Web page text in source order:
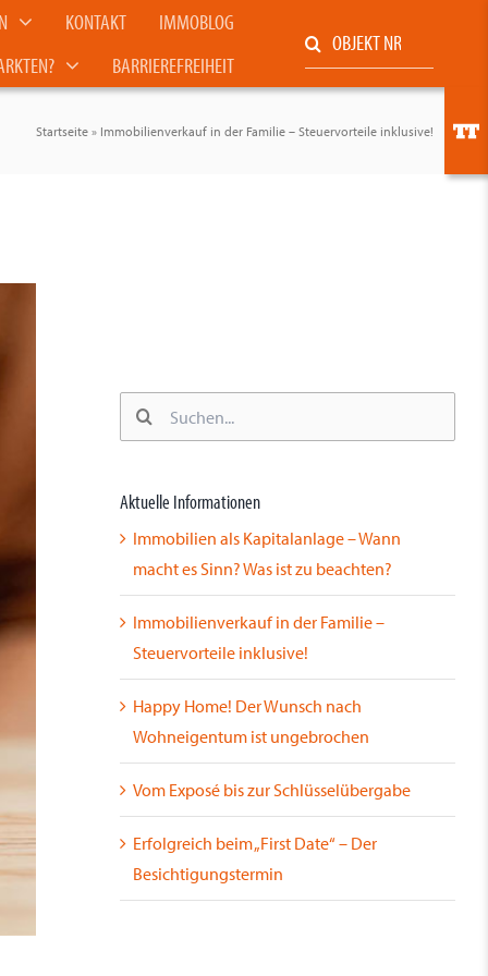
KONTAKT
IMMOBLOG
BARRIEREFREIHEIT
Suche
nach:
Startseite » Immobilienverkauf in der Familie – Steuervorteile inklusive!
Suche
nach:
Aktuelle Informationen
Immobilien als Kapitalanlage – Wann
macht es Sinn? Was ist zu beachten?
Immobilienverkauf in der Familie –
Steuervorteile inklusive!
Happy Home! Der Wunsch nach
Wohneigentum ist ungebrochen
Vom Exposé bis zur Schlüsselübergabe
Erfolgreich beim „First Date“ – Der
Besichtigungstermin